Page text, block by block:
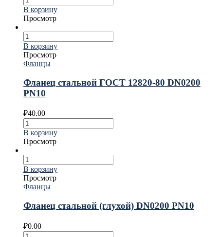
В корзину
Просмотр
В корзину
Просмотр
Фланцы
Фланец стальной ГОСТ 12820-80 DN0200
PN10
₽40.00
В корзину
Просмотр
В корзину
Просмотр
Фланцы
Фланец стальной (глухой) DN0200 PN10
₽0.00